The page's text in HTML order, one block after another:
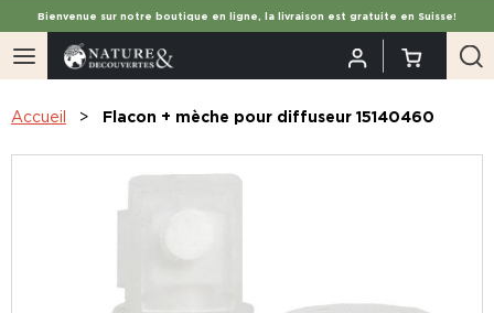
Bienvenue sur notre boutique en ligne, la livraison est gratuite en Suisse!
Accueil Flacon + mèche pour diffuseur 15140460